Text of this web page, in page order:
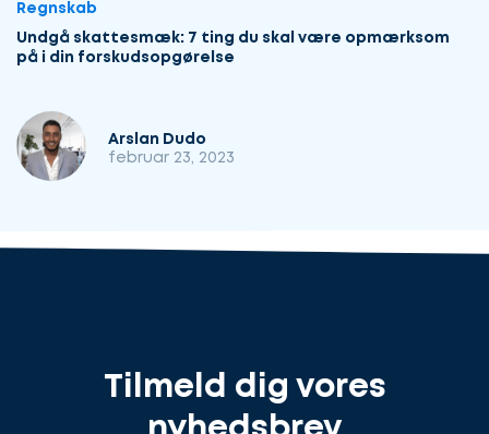
Regnskab
Undgå skattesmæk: 7 ting du skal være opmærksom
på i din forskudsopgørelse
Arslan Dudo
februar 23, 2023
Tilmeld dig vores